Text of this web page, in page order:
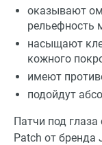
оказывают
рельефность
насыщают
кожного
имеют
подойдут
Патчи под
Patch от бренда